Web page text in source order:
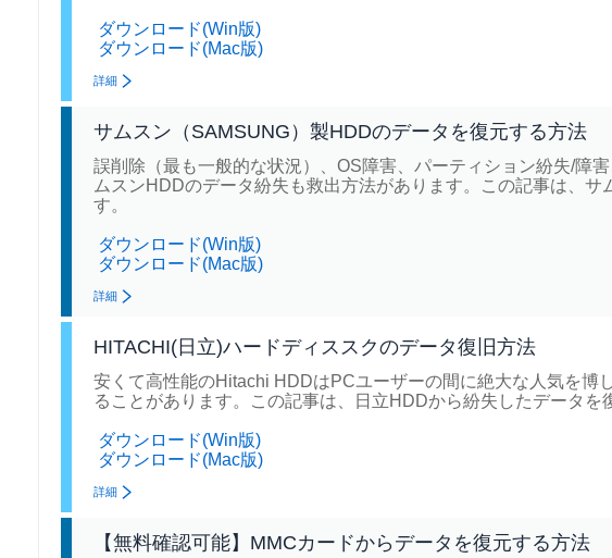
ダウンロード(Win版)
ダウンロード(Mac版)
詳細
サムスン（SAMSUNG）製HDDのデータを復元する方法
誤削除（最も一般的な状況）、OS障害、パーティション紛失/障
ムスンHDDのデータ紛失も救出方法があります。この記事は、
す。
ダウンロード(Win版)
ダウンロード(Mac版)
詳細
HITACHI(日立)ハードディススクのデータ復旧方法
安くて高性能のHitachi HDDはPCユーザーの間に絶大な人気を博
ることがあります。この記事は、日立HDDから紛失したデータを
ダウンロード(Win版)
ダウンロード(Mac版)
詳細
【無料確認可能】MMCカードからデータを復元する方法